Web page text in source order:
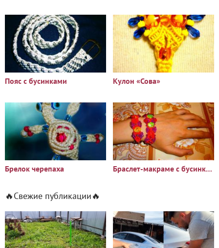
Пояс с бусинками Кулон «Сова»
Брелок черепаха Браслет-макраме с бусинками
🔥Свежие публикации🔥